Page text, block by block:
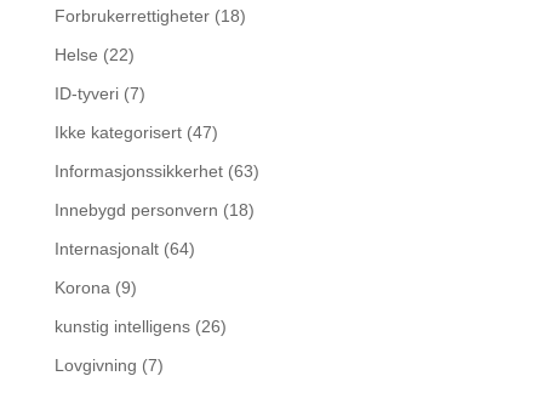
Forbrukerrettigheter(18)
Helse (22)
ID-tyveri(7)
Ikke kategorisert(47)
Informasjonssikkerhet(63)
Innebygd personvern (18)
Internasjonalt(64)
Korona (9)
kunstig intelligens(26)
Lovgivning (7)